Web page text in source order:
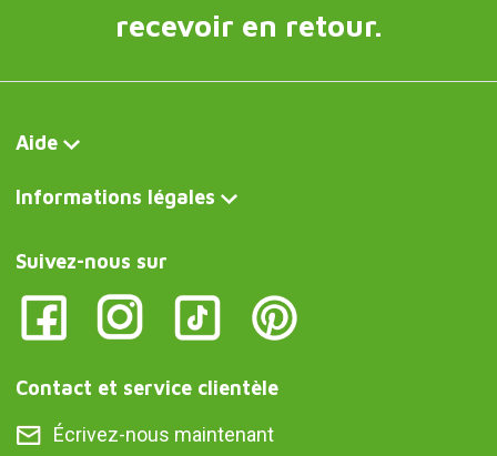
recevoir en retour.
Aide
Informations légales
Suivez-nous sur
Contact et service clientèle
Écrivez-nous maintenant